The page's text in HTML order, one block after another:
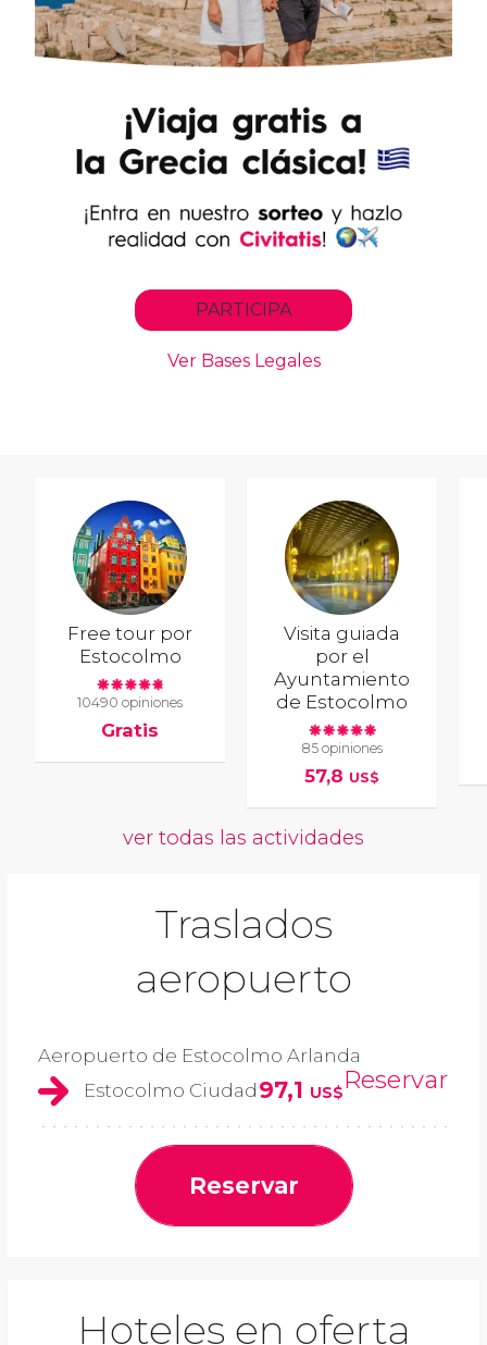
Free tour por
Estocolmo
10490 opiniones
Gratis
Visita guiada
por el
Ayuntamiento
de Estocolmo
85 opiniones
57,8 US$
ver todas las actividades
Traslados
aeropuerto
Aeropuerto de Estocolmo Arlanda
Estocolmo Ciudad 97,1 US$Reservar
Reservar
Hoteles en oferta